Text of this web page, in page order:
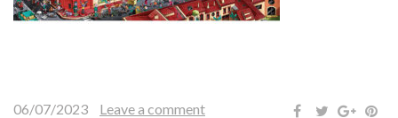
06/07/2023 Leave a comment